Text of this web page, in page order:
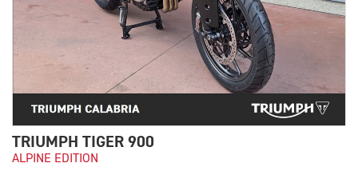
TRIUMPH TIGER 900
ALPINE EDITION